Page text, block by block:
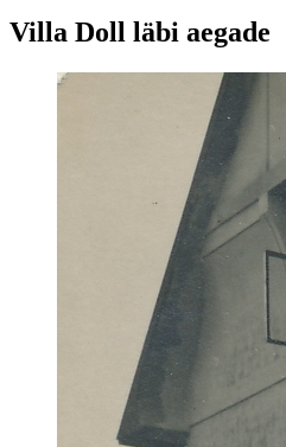
Villa Doll läbi aegade